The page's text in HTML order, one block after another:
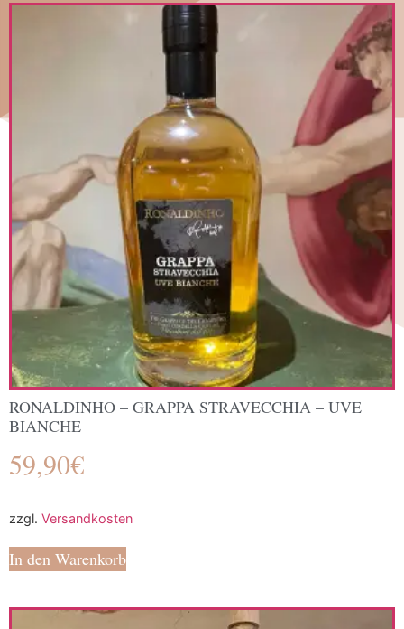
RONALDINHO – GRAPPA STRAVECCHIA – UVE
BIANCHE
59,90€
zzgl. Versandkosten
In den Warenkorb